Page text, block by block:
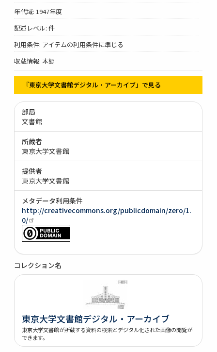
年代域: 1947年度
記述レベル: 件
利用条件: アイテムの利用条件に準じる
収蔵情報: 本郷
『東京大学文書館デジタル・アーカイブ』で見る
部局
文書館
所蔵者
東京大学文書館
提供者
東京大学文書館
メタデータ利用条件
http://creativecommons.org/publicdomain/zero/1.
0/
コレクション名
東京大学文書館デジタル・アーカイブ
東京大学文書館が所蔵する資料の検索とデジタル化された画像の閲覧が
できます。